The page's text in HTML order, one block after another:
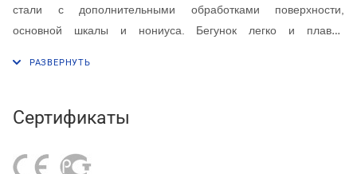
стали с дополнительными обработками поверхности,
основной шкалы и нониуса. Бегунок легко и плавно
Сертификаты